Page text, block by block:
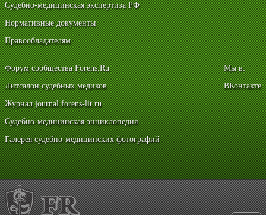
Судебно-медицинская экспертиза РФ
Нормативные документы
Правообладателям
Форум сообщества Forens.Ru
Литсалон судебных медиков
Журнал journal.forens-lit.ru
Судебно-медицинская энциклопедия
Галерея судебно-медицинских фотографий
Мы в:
ВКонтакте